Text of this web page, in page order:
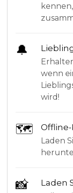
🔔
wenn
wird!
🗺
Laden
📸 Laden